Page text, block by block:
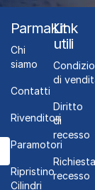
ParmaKit
Chi
siamo
Contatti
Rivenditori
Paramotori
Ripristino
Cilindri
Link
utili
di
Diritto
di
recesso
Richiesta
recesso